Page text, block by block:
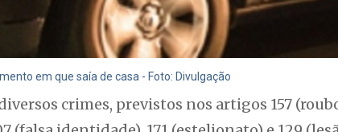
em que saía de casa - Foto: Divulgação
crimes, previstos nos artigos 157